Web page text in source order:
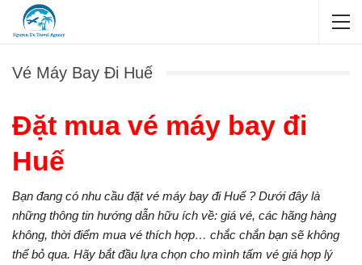
Vé Máy Bay Đi Huế
Đặt mua vé máy bay đi
Huế
Bạn đang có nhu cầu đặt vé máy bay đi Huế ? Dưới đây là
những thông tin hướng dẫn hữu ích về: giá vé, các hãng hàng
không, thời điểm mua vé thích hợp… chắc chắn bạn sẽ không
thể bỏ qua. Hãy bắt đầu lựa chọn cho mình tấm vé giá hợp lý